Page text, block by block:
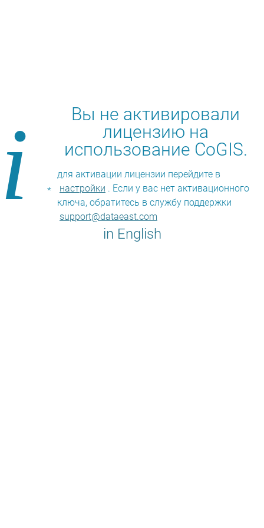
i
Вы не активировали
лицензию на
использование CoGIS.
*
для активации лицензии перейдите в
настройки . Если у вас нет активационного
ключа, обратитесь в службу поддержки
support@dataeast.com
in English